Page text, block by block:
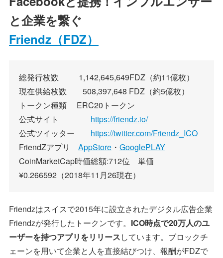
と企業を繋ぐ
Friendz（FDZ）
総発行枚数 1,142,645,649FDZ（約11億枚）
現在供給枚数 508,397,648 FDZ（約5億枚）
トークン種類 ERC20トークン
公式サイト https://friendz.io/
公式ツイッター https://twitter.com/Friendz_ICO
FriendZアプリ AppStore ・ GooglePLAY
CoinMarketCap時価総額:712位 単価
¥0.266592（2018年11月26現在）
Friendzはスイスで2015年に設立されたデジタル広告企業
Friendzが発行したトークンです。 ICO時点で20万人のユ
ーザーを持つアプリをリリースしています。ブロックチ
ェーンを用いて企業と人を直接結びつけ、報酬がFDZで